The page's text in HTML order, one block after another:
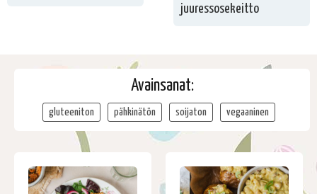
juuressosekeitto
Avainsanat:
gluteeniton pähkinätön soijaton vegaaninen